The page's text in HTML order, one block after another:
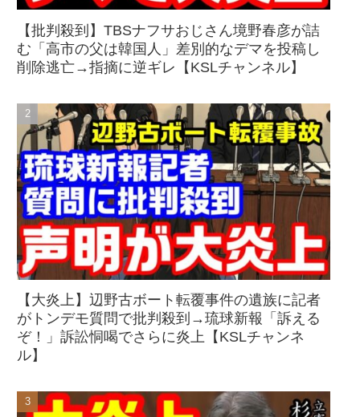
【批判殺到】TBSナフサおじさん境野春彦が詰
む「高市の父は韓国人」差別的なデマを投稿し
削除逃亡→指摘に逆ギレ【KSLチャンネル】
【大炎上】辺野古ボート転覆事件の遺族に記者
がトンデモ質問で批判殺到→琉球新報「訴える
ぞ！」訴訟恫喝でさらに炎上【KSLチャンネ
ル】